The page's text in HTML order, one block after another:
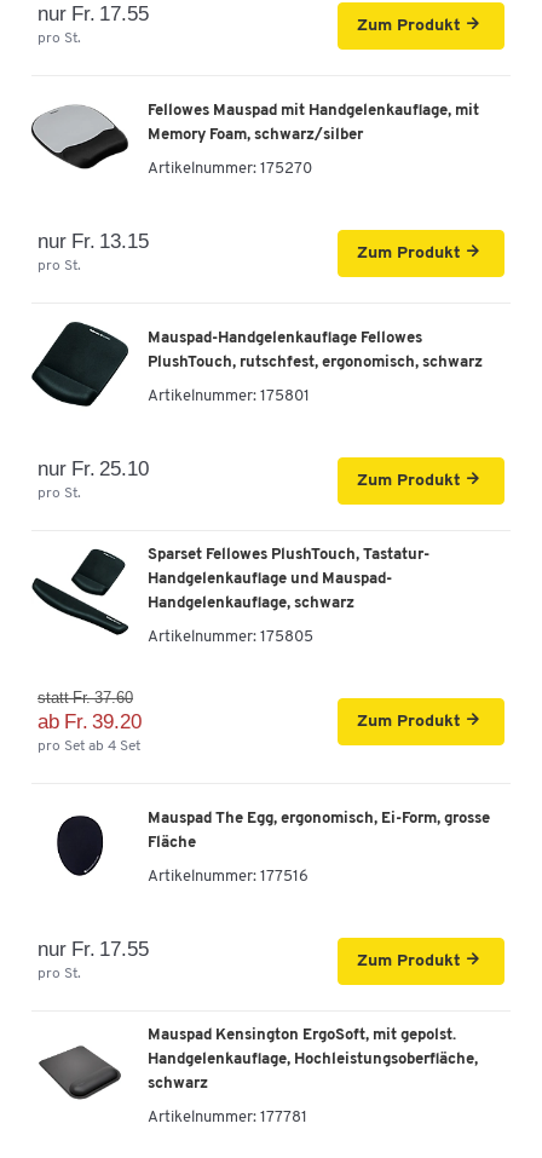
nur Fr. 17.55
pro St.
Zum Produkt
Fellowes Mauspad mit Handgelenkauflage, mit
Memory Foam, schwarz/silber
Artikelnummer: 175270
nur Fr. 13.15
pro St.
Zum Produkt
Mauspad-Handgelenkauflage Fellowes
PlushTouch, rutschfest, ergonomisch, schwarz
Artikelnummer: 175801
nur Fr. 25.10
pro St.
Zum Produkt
Sparset Fellowes PlushTouch, Tastatur-
Handgelenkauflage und Mauspad-
Handgelenkauflage, schwarz
Artikelnummer: 175805
statt Fr. 37.60
ab Fr. 39.20
pro Set ab 4 Set
Zum Produkt
Mauspad The Egg, ergonomisch, Ei-Form, grosse
Fläche
Artikelnummer: 177516
nur Fr. 17.55
pro St.
Zum Produkt
Mauspad Kensington ErgoSoft, mit gepolst.
Handgelenkauflage, Hochleistungsoberfläche,
schwarz
Artikelnummer: 177781